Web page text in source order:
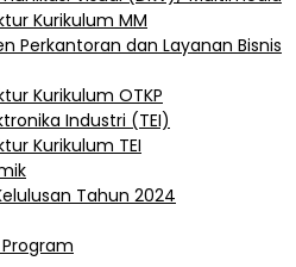
Kurikulum MM
Perkantoran dan Layanan Bisnis
Kurikulum OTKP
Industri (TEI)
Kurikulum TEI
Tahun 2024